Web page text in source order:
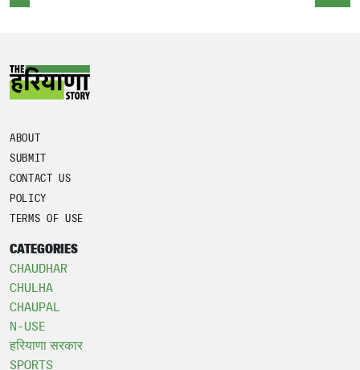
ABOUT
SUBMIT
CONTACT US
POLICY
TERMS OF USE
CATEGORIES
CHAUDHAR
CHULHA
CHAUPAL
N-USE
हरियाणा सरकार
SPORTS